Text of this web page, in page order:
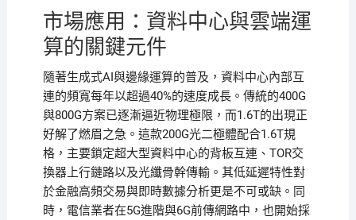
市場應用：資料中心與雲端運
算的關鍵元件
隨著生成式AI與邊緣運算的普及，資料中心內部互
連的頻寬每年以超過40%的速度成長。傳統的400G
與800G方案已逐漸逼近物理極限，而1.6T的出現正
好解了燃眉之急。這款200G光二極體配合1.6T規
格，主要鎖定超大型資料中心的背板互連、TOR交
換器上行鏈路以及光纖骨幹傳輸。其低延遲特性對
於金融高頻交易與即時數據分析更是不可或缺。同
時，電信業者在5G進階與6G前傳網路中，也開始採